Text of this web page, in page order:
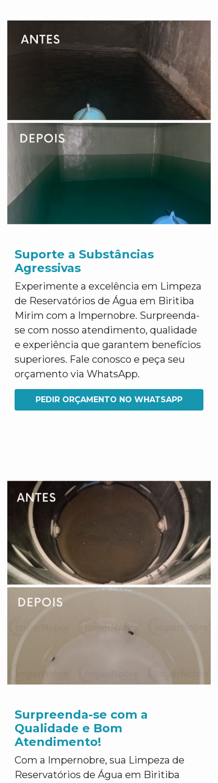
Suporte a Substâncias
Agressivas
Experimente a excelência em Limpeza
de Reservatórios de Água em Biritiba
Mirim com a Impernobre. Surpreenda-
se com nosso atendimento, qualidade
e experiência que garantem benefícios
superiores. Fale conosco e peça seu
orçamento via WhatsApp.
PEDIR ORÇAMENTO NO WHATSAPP
Surpreenda-se com a
Qualidade e Bom
Atendimento!
Com a Impernobre, sua Limpeza de
Reservatórios de Água em Biritiba